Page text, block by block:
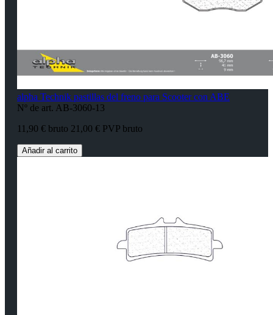
alpha Technik pastillas del freno para Scooter con ABE
Nº de art. AB-3060-13
11,90 € bruto 21,00 € PVP bruto
Añadir al carrito